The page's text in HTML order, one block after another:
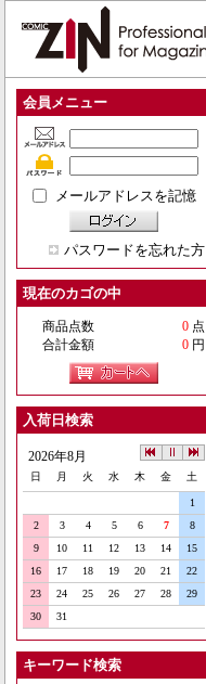
会員メニュー
メールアドレスを記憶
パスワードを忘れた方
現在のカゴの中
商品点数 0 点
合計金額
0 円
入荷日検索
2026年8月
日 月 火 水 木 金 土
1
2
3 4 5 6 7
8
9
10 11 12 13 14
15
16
17 18 19 20 21
22
23
24 25 26 27 28
29
30
31
キーワード検索